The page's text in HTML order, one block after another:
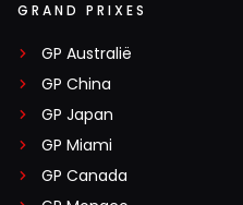
GRAND PRIXES
GP Australië
GP China
GP Japan
GP Miami
GP Canada